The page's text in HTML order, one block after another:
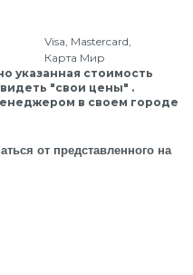
Visa, Mastercard,
Карта Мир
указанная стоимость
"свои цены" .
в своем городе
от представленного на